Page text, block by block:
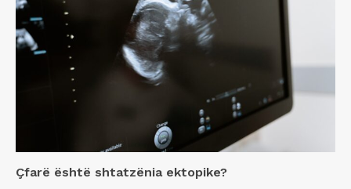
Çfarë është shtatzënia ektopike?